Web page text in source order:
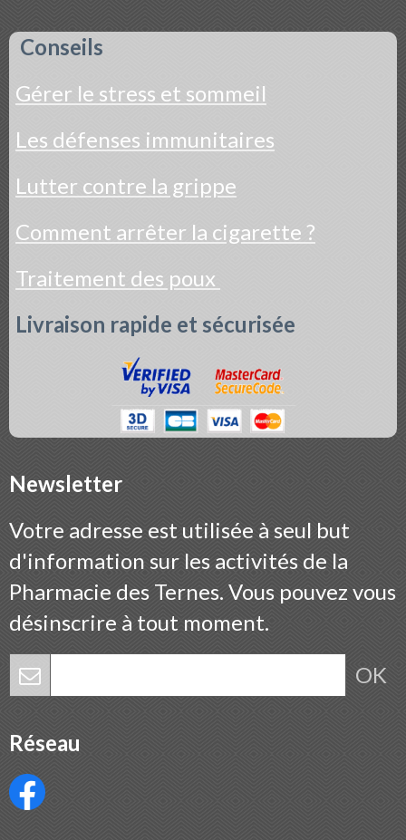
Conseils
Gérer le stress et sommeil
Les défenses immunitaires
Lutter contre la grippe
Comment arrêter la cigarette ?
Traitement des poux
Livraison rapide et sécurisée
Newsletter
Votre adresse est utilisée à seul but
d'information sur les activités de la
Pharmacie des Ternes. Vous pouvez vous
désinscrire à tout moment.
OK
Réseau